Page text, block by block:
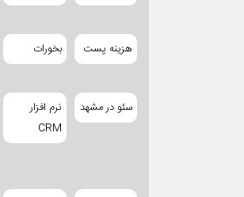
هزینه پست بخورات
سئو در مشهد
نرم افزار
CRM